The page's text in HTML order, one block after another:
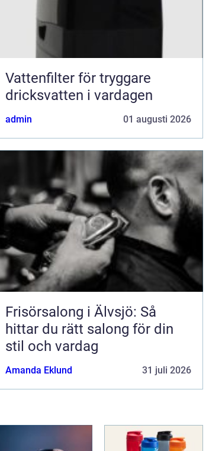
Vattenfilter för tryggare
dricksvatten i vardagen
admin 01 augusti 2026
Frisörsalong i Älvsjö: Så
hittar du rätt salong för din
stil och vardag
Amanda Eklund 31 juli 2026